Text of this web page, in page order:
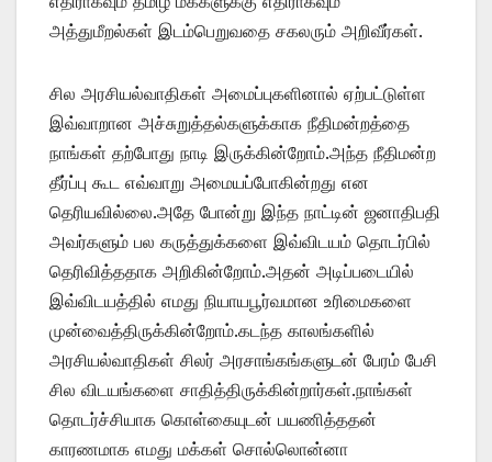
அத்துமீறல்கள் இடம்பெறுவதை சகலரும் அறிவீர்கள்.
சில அரசியல்வாதிகள் அமைப்புகளினால் ஏற்பட்டுள்ள
இவ்வாறான அச்சுறுத்தல்களுக்காக நீதிமன்றத்தை
நாங்கள் தற்போது நாடி இருக்கின்றோம்.அந்த நீதிமன்ற
தீர்ப்பு கூட எவ்வாறு அமையப்போகின்றது என
தெரியவில்லை.அதே போன்று இந்த நாட்டின் ஜனாதிபதி
அவர்களும் பல கருத்துக்களை இவ்விடயம் தொடர்பில்
தெரிவித்ததாக அறிகின்றோம்.அதன் அடிப்படையில்
இவ்விடயத்தில் எமது நியாயபூர்வமான உரிமைகளை
முன்வைத்திருக்கின்றோம்.கடந்த காலங்களில்
அரசியல்வாதிகள் சிலர் அரசாங்கங்களுடன் பேரம் பேசி
சில விடயங்களை சாதித்திருக்கின்றார்கள்.நாங்கள்
தொடர்ச்சியாக கொள்கையுடன் பயணித்ததன்
காரணமாக எமது மக்கள் சொல்லொன்னா